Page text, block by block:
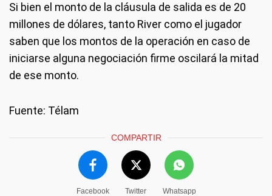
Si bien el monto de la cláusula de salida es de 20
millones de dólares, tanto River como el jugador
saben que los montos de la operación en caso de
iniciarse alguna negociación firme oscilará la mitad
de ese monto.
Fuente: Télam
COMPARTIR
Facebook Twitter Whatsapp